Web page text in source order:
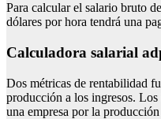
Para calcular el salario bruto
dólares por hora tendrá una
Calculadora salarial
Dos métricas de rentabilidad
producción a los ingresos.
una empresa por la